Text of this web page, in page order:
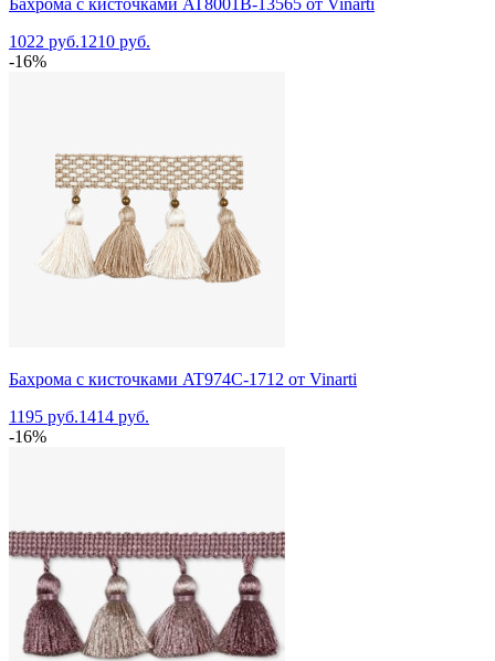
Бахрома с кисточками AT8001B-13565 от Vinarti
1022 руб.1210 руб.
-16%
Бахрома с кисточками AT974C-1712 от Vinarti
1195 руб.1414 руб.
-16%